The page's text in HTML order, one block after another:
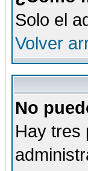
Solo el
Volver
No
Hay tres